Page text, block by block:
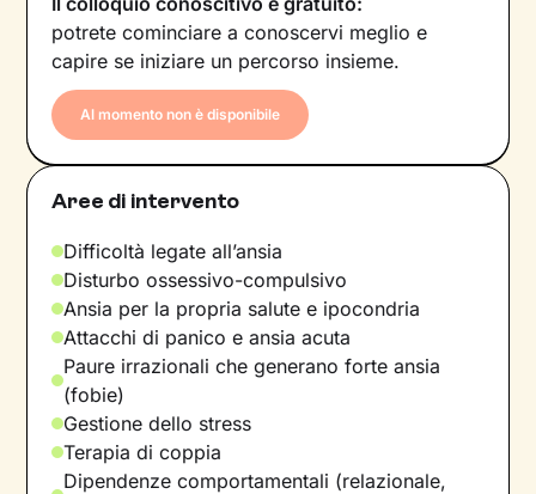
potrete cominciare a conoscervi meglio e
capire se iniziare un percorso insieme.
Al momento non è disponibile
Aree di intervento
Difficoltà legate all’ansia
Disturbo ossessivo-compulsivo
Ansia per la propria salute e ipocondria
Attacchi di panico e ansia acuta
Paure irrazionali che generano forte ansia
(fobie)
Gestione dello stress
Terapia di coppia
Dipendenze comportamentali (relazionale,